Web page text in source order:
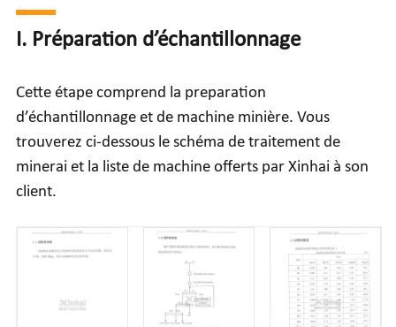
I. Préparation d’échantillonnage
Cette étape comprend la preparation
d’échantillonnage et de machine minière. Vous
trouverez ci-dessous le schéma de traitement de
minerai et la liste de machine offerts par Xinhai à son
client.